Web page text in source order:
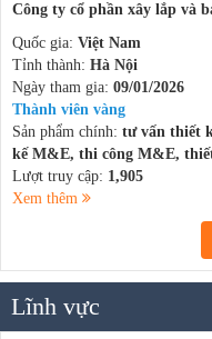
Công ty cổ phần xây lắp và
Quốc gia: Việt Nam
Tỉnh thành: Hà Nội
Ngày tham gia: 09/01/2026
Thành viên vàng
Sản phẩm chính: tư vấn thiết
kế M&E, thi công M&E,
Lượt truy cập: 1,905
Xem thêm
Lĩnh vực